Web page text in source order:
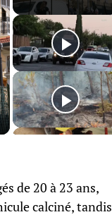
de 20 à 23 ans,
calciné, tandis